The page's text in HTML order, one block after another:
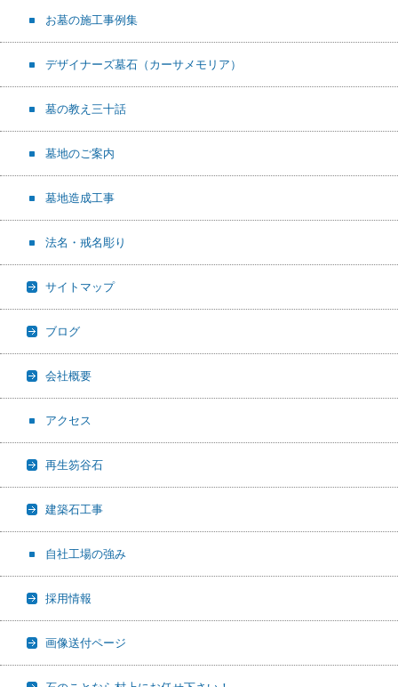
お墓の施工事例集
デザイナーズ墓石（カーサメモリア）
墓の教え三十話
墓地のご案内
墓地造成工事
法名・戒名彫り
サイトマップ
ブログ
会社概要
アクセス
再生笏谷石
建築石工事
自社工場の強み
採用情報
画像送付ページ